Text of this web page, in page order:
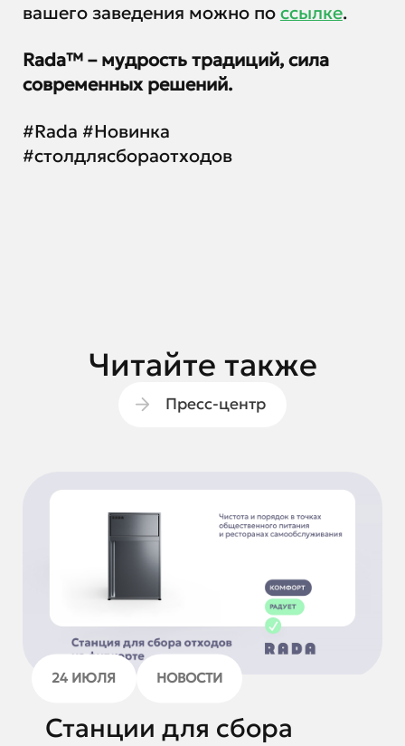
вашего заведения можно по ссылке.
Rada™ – мудрость традиций, сила
современных решений.
#Rada #Новинка
#столдлясбораотходов
Читайте также
Пресс-центр
24 ИЮЛЯ НОВОСТИ
Станции для сбора